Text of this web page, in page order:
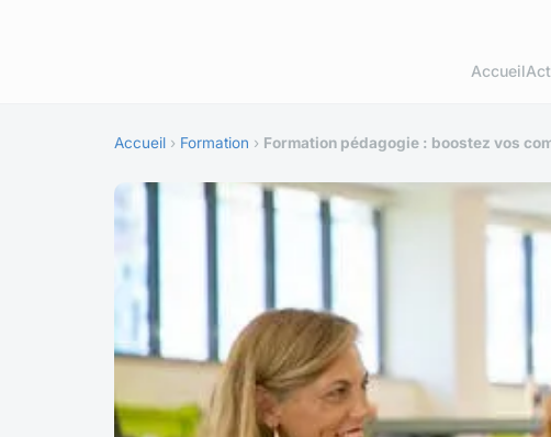
Accueil
Accueil › Formation › Formation pédagogie : boostez vos